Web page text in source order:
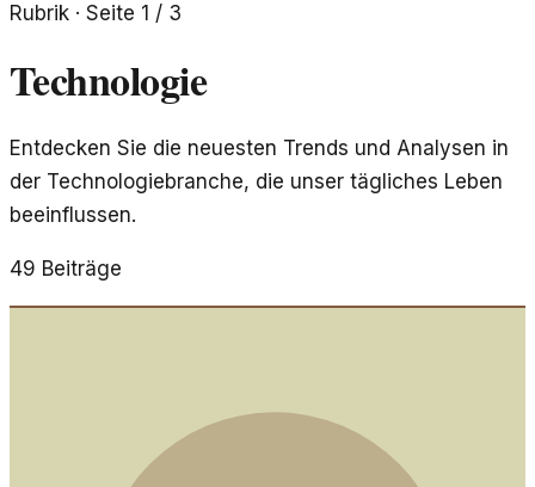
Rubrik · Seite 1 / 3
Technologie
Entdecken Sie die neuesten Trends und Analysen in
der Technologiebranche, die unser tägliches Leben
beeinflussen.
49 Beiträge